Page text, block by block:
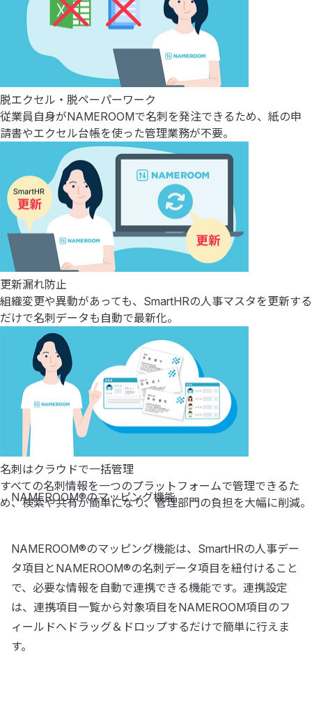
脱エクセル・脱ペーパーワーク
従業員自身がNAMEROOMで名刺を発注できるため、紙の申
請書やエクセル台帳を使った管理業務が不要。
更新漏れ防止
組織変更や異動があっても、SmartHRの人事マスタを更新する
だけで名刺データも自動で最新化。
名刺はクラウドで一括管理
すべての名刺情報を一つのプラットフォームで管理できるた
め、検索や共有が簡単になり、管理部門の負担を大幅に削減。
NAMEROOM®のマッピング機能
NAMEROOM®のマッピング機能は、SmartHRの人事デー
タ項目とNAMEROOM®の名刺データ項目を紐付けること
で、必要な情報を自動で連携できる機能です。連携設定
は、連携項目一覧から対象項目をNAMEROOM項目のフ
ィールドへドラッグ＆ドロップするだけで簡単に行えま
す。